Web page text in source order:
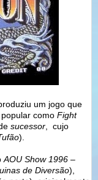
um jogo que
como Fight
sucessor , cujo
).
AOU Show 1996 –
de Diversão),